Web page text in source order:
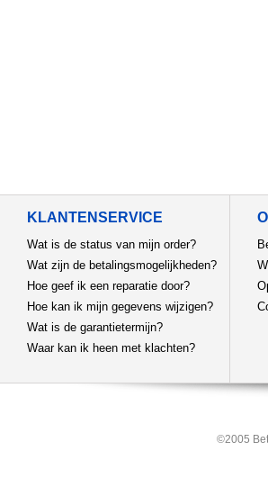
KLANTENSERVICE
Wat is de status van mijn order?
Wat zijn de betalingsmogelijkheden?
Hoe geef ik een reparatie door?
Hoe kan ik mijn gegevens wijzigen?
Wat is de garantietermijn?
Waar kan ik heen met klachten?
©2005